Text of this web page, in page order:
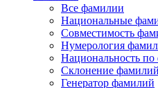
Все фамилии
Национальные
Совместимость
Нумерология
Национальность
Склонение фамилий
Генератор фамилий